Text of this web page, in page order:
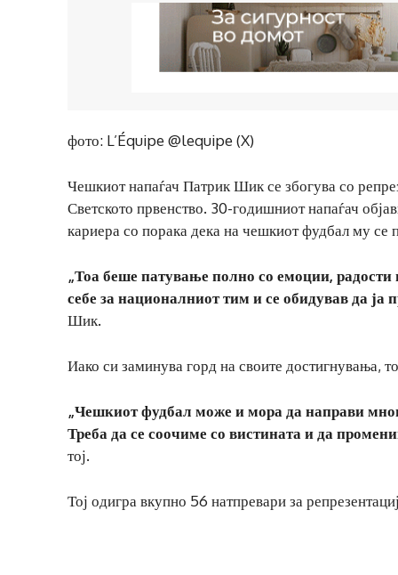
фото: L’Équipe @lequipe (X)
Чешкиот напаѓач Патрик Шик се збогува со
Светското првенство. 30-годишниот напаѓач
кариера со порака дека на чешкиот фудбал му се
„Тоа беше патување полно со емоции,
себе за националниот тим и се обидував да
Шик.
Иако си заминува горд на своите достигнувања,
„Чешкиот фудбал може и мора да направи
Треба да се соочиме со вистината и да
тој.
Тој одигра вкупно 56 натпревари за